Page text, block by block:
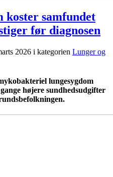
koster samfundet
før diagnosen
2026 i kategorien Lunger og
lungesygdom
højere sundhedsudgifter